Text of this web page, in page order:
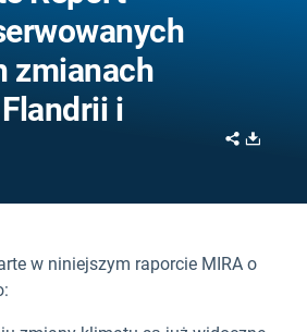
zmianach
i
Share
w niniejszym raporcie MIRA o